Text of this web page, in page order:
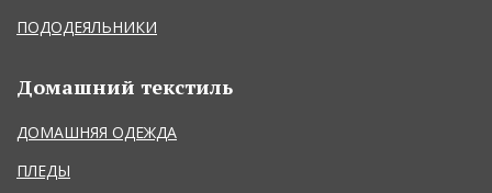
ПОДОДЕЯЛЬНИКИ
Домашний текстиль
ДОМАШНЯЯ ОДЕЖДА
ПЛЕДЫ